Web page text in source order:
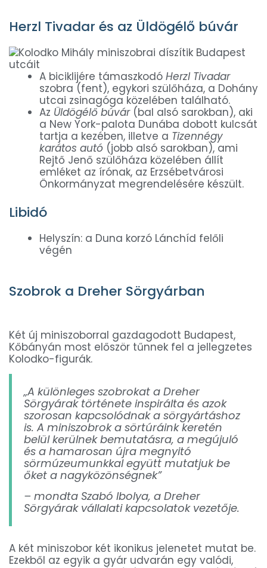
Herzl Tivadar és az Üldögélő búvár
A biciklijére támaszkodó Herzl Tivadar
szobra (fent), egykori szülőháza, a Dohány
utcai zsinagóga közelében található.
Az Üldögélő búvár(bal alsó sarokban), aki
a New York-palota Dunába dobott kulcsát
tartja a kezében, illetve a Tizennégy
karátos autó (jobb alsó sarokban), ami
Rejtő Jenő szülőháza közelében állít
emléket az írónak, az Erzsébetvárosi
Önkormányzat megrendelésére készült.
Libidó
Helyszín: a Duna korzó Lánchíd felőli
végén
Szobrok a Dreher Sörgyárban
Két új miniszoborral gazdagodott Budapest,
Kőbányán most először tűnnek fel a jellegzetes
Kolodko-figurák.
„A különleges szobrokat a Dreher
Sörgyárak története inspirálta és azok
szorosan kapcsolódnak a sörgyártáshoz
is. A miniszobrok a sörtúráink keretén
belül kerülnek bemutatásra, a megújuló
és a hamarosan újra megnyitó
sörmúzeumunkkal együtt mutatjuk be
őket a nagyközönségnek”
– mondta Szabó Ibolya, a Dreher
Sörgyárak vállalati kapcsolatok vezetője.
A két miniszobor két ikonikus jelenetet mutat be.
Ezekből az egyik a gyár udvarán egy valódi,